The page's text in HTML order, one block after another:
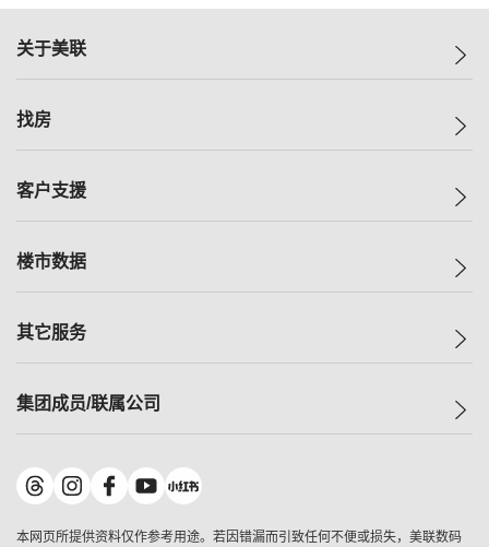
关于美联
美联集团
人才招募
找房
一手新房
减价
美联豪宅
独家楼盘
租房
客户支援
自助放盘
查询热线
按揭计算机
负担能力计算机
转按计算机
缴款方式
楼市数据
指数
历史成交
小区成交排行榜
地区百科
其它服务
小区专页
美联精英会
集团成员/联属公司
美联物业
鋑联控股*
美联工商铺*
本网页所提供资料仅作参考用途。若因错漏而引致任何不便或损失，美联数码